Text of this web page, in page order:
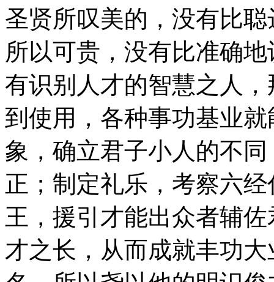
圣贤所叹美的，没有比
所以可贵，没有比准确
有识别人才的智慧之人
到使用，各种事功基业
象，确立君子小人的不
正；制定礼乐，考察六
王，援引才能出众者辅
才之长，从而成就丰功